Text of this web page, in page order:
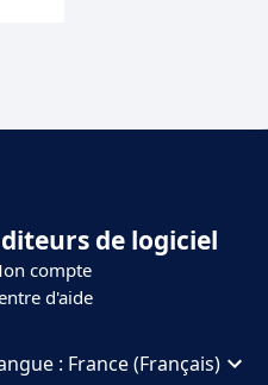
de logiciel
compte
d'aide
: France (Français)